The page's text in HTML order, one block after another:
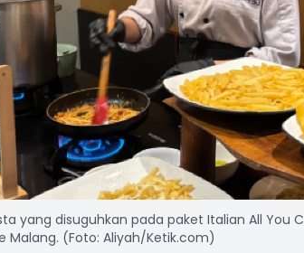
yang disuguhkan pada paket Italian All You
Malang. (Foto: Aliyah/Ketik.com)